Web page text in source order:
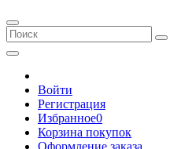
Войти
Регистрация
Избранное0
Корзина покупок
Оформление заказа